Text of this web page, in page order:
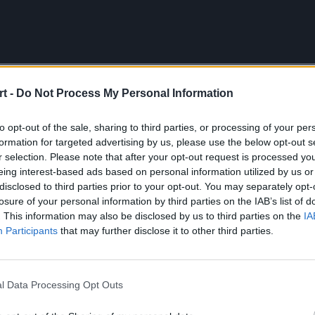
- Do Not Process My Personal Information
opt-out of the sale, sharing to third parties, or processing of your
for targeted advertising by us, please use the below opt-out
selection. Please note that after your opt-out request is processed
interest-based ads based on personal information utilized by us
to third parties prior to your opt-out. You may separately
of your personal information by third parties on the IAB’s list of
This information may also be disclosed by us to third parties on the
Participants that may further disclose it to other third parties.
Data Processing Opt Outs
góry, jest niezrozumiałe, to jest to pikuś przy tym, co
i nie mamy kompletnie pomysłu na to, jakie zamiary
że potoczyły się one inaczej, niż autor zakładał, to inna
pomysłu na to, co zadziało się w jego głowie, chyba nie
dziesiątej minuty podczas pierwszej gry Rogue przeciwko
szło powoli. Drużyny dopiero się rozkręcały i
toplaner. Ten wyczyścił falę przeciwnych minionów i
Miro Scharoll. Adam z Mega Gnarem zbliżył się
się Demolki. I faktycznie, po uzyskaniu tego efektu
stać przy jej górnej części tak, aby ewentualnie mieć
I cała akcja zawodnika Rogue skończyła się